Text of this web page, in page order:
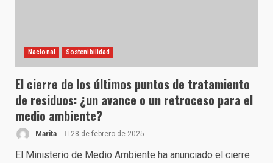
Nacional Sostenibilidad
El cierre de los últimos puntos de tratamiento
de residuos: ¿un avance o un retroceso para el
medio ambiente?
Marita 28 de febrero de 2025
El Ministerio de Medio Ambiente ha anunciado el cierre